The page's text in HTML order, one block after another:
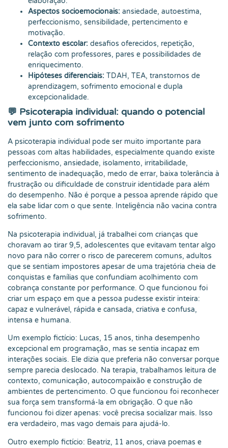
Aspectos socioemocionais: ansiedade, autoestima,
perfeccionismo, sensibilidade, pertencimento e
motivação.
Contexto escolar: desafios oferecidos, repetição,
relação com professores, pares e possibilidades de
enriquecimento.
Hipóteses diferenciais: TDAH, TEA, transtornos de
aprendizagem, sofrimento emocional e dupla
excepcionalidade.
💬 Psicoterapia individual: quando o potencial
vem junto com sofrimento
A psicoterapia individual pode ser muito importante para
pessoas com altas habilidades, especialmente quando existe
perfeccionismo, ansiedade, isolamento, irritabilidade,
sentimento de inadequação, medo de errar, baixa tolerância à
frustração ou dificuldade de construir identidade para além
do desempenho. Não é porque a pessoa aprende rápido que
ela sabe lidar com o que sente. Inteligência não vacina contra
sofrimento.
Na psicoterapia individual, já trabalhei com crianças que
choravam ao tirar 9,5, adolescentes que evitavam tentar algo
novo para não correr o risco de parecerem comuns, adultos
que se sentiam impostores apesar de uma trajetória cheia de
conquistas e famílias que confundiam acolhimento com
cobrança constante por performance. O que funcionou foi
criar um espaço em que a pessoa pudesse existir inteira:
capaz e vulnerável, rápida e cansada, criativa e confusa,
intensa e humana.
Um exemplo fictício: Lucas, 15 anos, tinha desempenho
excepcional em programação, mas se sentia incapaz em
interações sociais. Ele dizia que preferia não conversar porque
sempre parecia deslocado. Na terapia, trabalhamos leitura de
contexto, comunicação, autocompaixão e construção de
ambientes de pertencimento. O que funcionou foi reconhecer
sua força sem transformá-la em obrigação. O que não
funcionou foi dizer apenas: você precisa socializar mais. Isso
era verdadeiro, mas vago demais para ajudá-lo.
Outro exemplo fictício: Beatriz, 11 anos, criava poemas e